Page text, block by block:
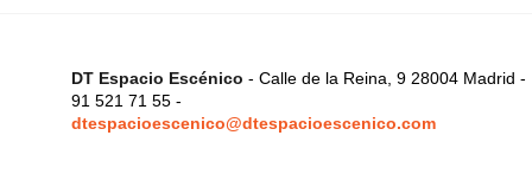
DT Espacio Escénico - Calle de la Reina, 9 28004 Madrid -
91 521 71 55 -
dtespacioescenico@dtespacioescenico.com